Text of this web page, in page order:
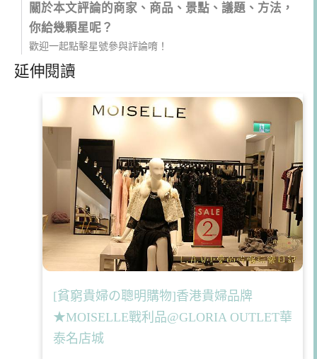
關於本文評論的商家、商品、景點、議題、方法，
你給幾顆星呢？
歡迎一起點擊星號參與評論唷！
延伸閱讀
[貧窮貴婦の聰明購物]香港貴婦品牌
★MOISELLE戰利品@GLORIA OUTLET華
泰名店城